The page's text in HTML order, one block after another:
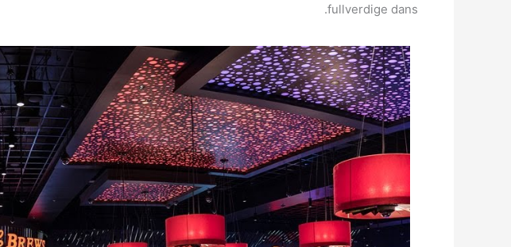
fullverdige dans.